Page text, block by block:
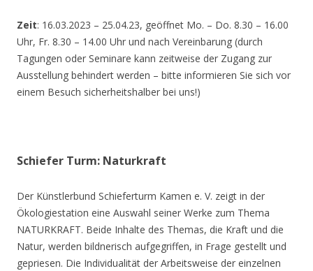
Zeit: 16.03.2023 – 25.04.23, geöffnet Mo. – Do. 8.30 – 16.00
Uhr, Fr. 8.30 – 14.00 Uhr und nach Vereinbarung (durch
Tagungen oder Seminare kann zeitweise der Zugang zur
Ausstellung behindert werden – bitte informieren Sie sich vor
einem Besuch sicherheitshalber bei uns!)
Schiefer Turm: Naturkraft
Der Künstlerbund Schieferturm Kamen e. V. zeigt in der
Ökologiestation eine Auswahl seiner Werke zum Thema
NATURKRAFT. Beide Inhalte des Themas, die Kraft und die
Natur, werden bildnerisch aufgegriffen, in Frage gestellt und
gepriesen. Die Individualität der Arbeitsweise der einzelnen